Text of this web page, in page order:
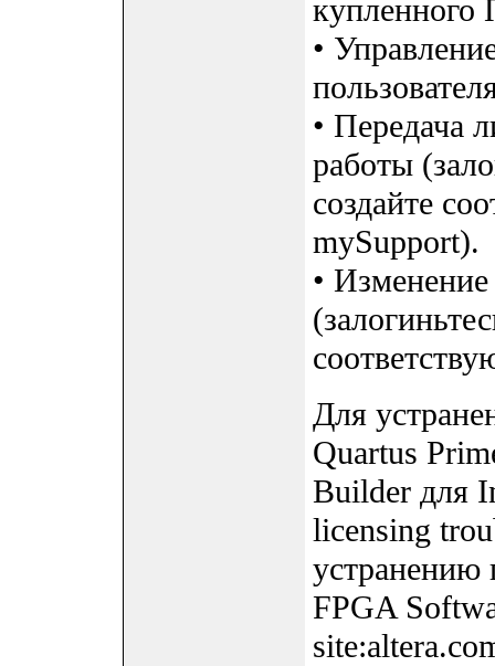
•
• Передача
работы
создайте
mySupport).
•
Для
Quartus
Builder для
licensing
устранению
FPGA